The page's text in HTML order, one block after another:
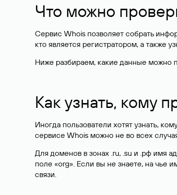
Что можно
Сервис Whois позволяет собрать
кто является регистратором, а также
Ниже разбираем, какие данные можно
Как узнать, кому
Иногда пользователи хотят узнать,
сервисе Whois можно не во всех
Для доменов в зонах .ru, .su и .рф имя
поле «org». Если вы не знаете, на чье
связи.